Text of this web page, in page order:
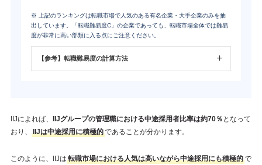
※ 上記のランキングは転職市場で人気のある有名企業・大手企業のみを抽
出しています。「転職難易度C」の企業であっても、転職市場全体では難易
度が非常に高い部類に入る点にご注意ください。
【参考】転職難易度の計算方法
IIJによれば、 IIJグループの管理職における中途採用者比率は約70％ となって
おり、
IIJは中途採用に積極的であることが分かります。
このように、IIJは 転職市場における人気は高いながら中途採用にも積極的で